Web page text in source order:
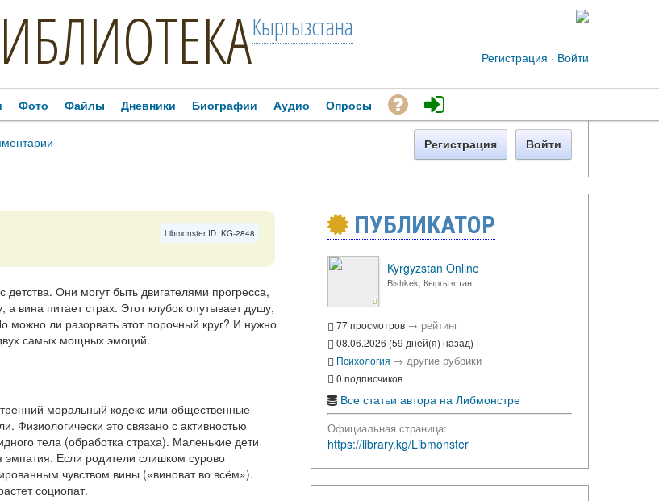
Кыргызстана
Регистрация · Войти
Фото Файлы Дневники Биографии Аудио Опросы
Регистрация Войти
Libmonster ID: KG-2848
Они могут быть двигателями прогресса,
питает страх. Этот клубок опутывает душу,
можно ли разорвать этот порочный круг? И нужно
самых мощных эмоций.
моральный кодекс или общественные
это связано с активностью
тела (обработка страха). Маленькие дети
эмпатия. Если родители слишком сурово
чувством вины («виноват во всём»).
социопат.
ПУБЛИКАТОР
Kyrgyzstan Online
Bishkek, Кыргызстан
77 просмотров → рейтинг
08.06.2026 (59 дней(я) назад)
Психология → другие рубрики
0 подписчиков
Все статьи автора на Либмонстре
Официальная страница:
https://library.kg/Libmonster